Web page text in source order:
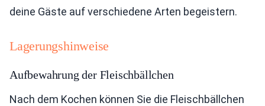
deine Gäste auf verschiedene Arten begeistern.
Lagerungshinweise
Aufbewahrung der Fleischbällchen
Nach dem Kochen können Sie die Fleischbällchen